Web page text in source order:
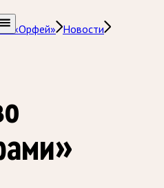
«Орфей» Новости